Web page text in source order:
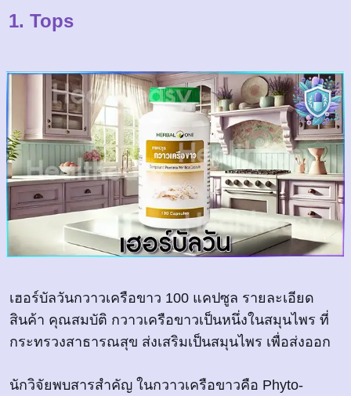
1. Tops
เฮอร์บัลวันกวาวเครือขาว 100 แคปซูล รายละเอียด
สินค้า คุณสมบัติ กวาวเครือขาวเป็นหนึ่งในสมุนไพร ที่
กระทรวงสาธารณสุข ส่งเสริมเป็นสมุนไพร เพื่อส่งออก
นักวิจัยพบสารสำคัญ ในกวาวเครือขาวคือ Phyto-